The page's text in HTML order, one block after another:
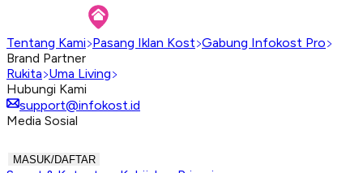
Tentang Kami Pasang Iklan Kost Gabung Infokost Pro
Brand Partner
Rukita Uma Living
Hubungi Kami
support@infokost.id
Media Sosial
MASUK/DAFTAR